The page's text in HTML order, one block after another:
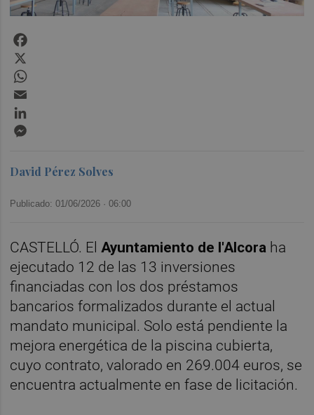
David Pérez Solves
Publicado: 01/06/2026 ·06:00
CASTELLÓ. ElAyuntamiento de l'Alcora ha
ejecutado 12 de las 13 inversiones
financiadas con los dos préstamos
bancarios formalizados durante el actual
mandato municipal. Solo está pendiente la
mejora energética de la piscina cubierta,
cuyo contrato, valorado en 269.004 euros, se
encuentra actualmente en fase de licitación.